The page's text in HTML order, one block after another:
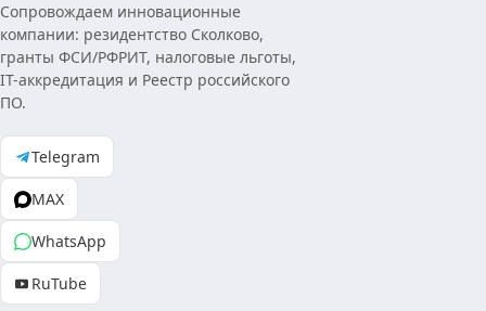
Сопровождаем инновационные
компании: резидентство Сколково,
гранты ФСИ/РФРИТ, налоговые льготы,
IT-аккредитация и Реестр российского
ПО.
Telegram
MAX
WhatsApp
RuTube